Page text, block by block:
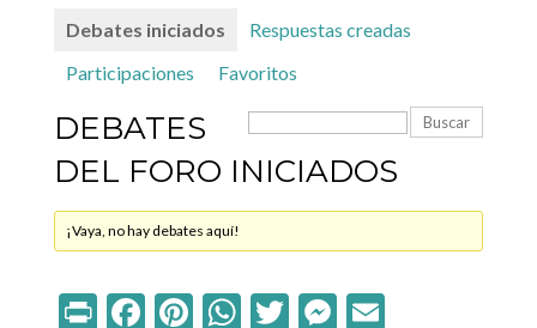
Debates iniciados
Respuestas creadas
Participaciones
Favoritos
DEBATES
DEL FORO INICIADOS
¡Vaya, no hay debates aquí!
PrintFacebook
Pinterest
WhatsApp
Twitter
Messenger
Email